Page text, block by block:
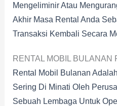
Mengeliminir Atau
Akhir Masa Rental Anda
Transaksi Kembali Secara
RENTAL MOBIL BULANAN
Rental Mobil Bulanan
Sering Di Minati Oleh
Sebuah Lembaga Untuk